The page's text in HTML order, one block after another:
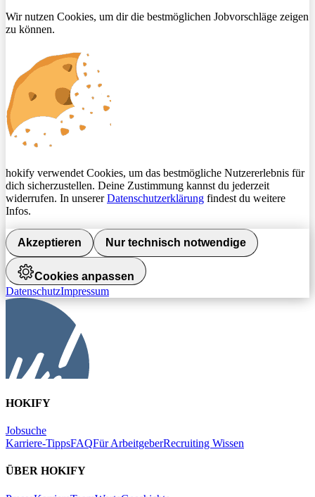
Wir nutzen Cookies, um dir die bestmöglichen Jobvorschläge zeigen
zu können.
hokify verwendet Cookies, um das bestmögliche Nutzererlebnis für
dich sicherzustellen. Deine Zustimmung kannst du jederzeit
widerrufen. In unsererDatenschutzerklärung findest du weitere
Infos.
Akzeptieren Nur technisch notwendige
Cookies anpassen
DatenschutzImpressum
HOKIFY
Jobsuche
Karriere-TippsFAQFür ArbeitgeberRecruiting Wissen
ÜBER HOKIFY